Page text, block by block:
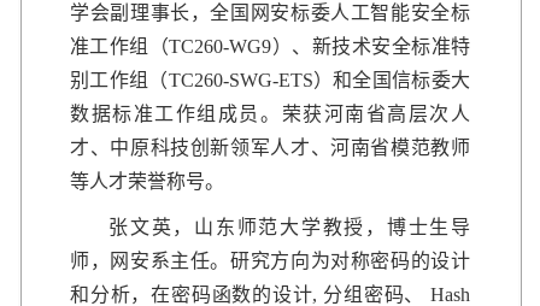
学会副理事长，全国网安标委人工智能安全标
准工作组（TC260-WG9）、新技术安全标准特
别工作组（TC260-SWG-ETS）和全国信标委大
数据标准工作组成员。荣获河南省高层次人
才、中原科技创新领军人才、河南省模范教师
等人才荣誉称号。
张文英，山东师范大学教授，博士生导
师，网安系主任。研究方向为对称密码的设计
和分析，在密码函数的设计, 分组密码、 Hash